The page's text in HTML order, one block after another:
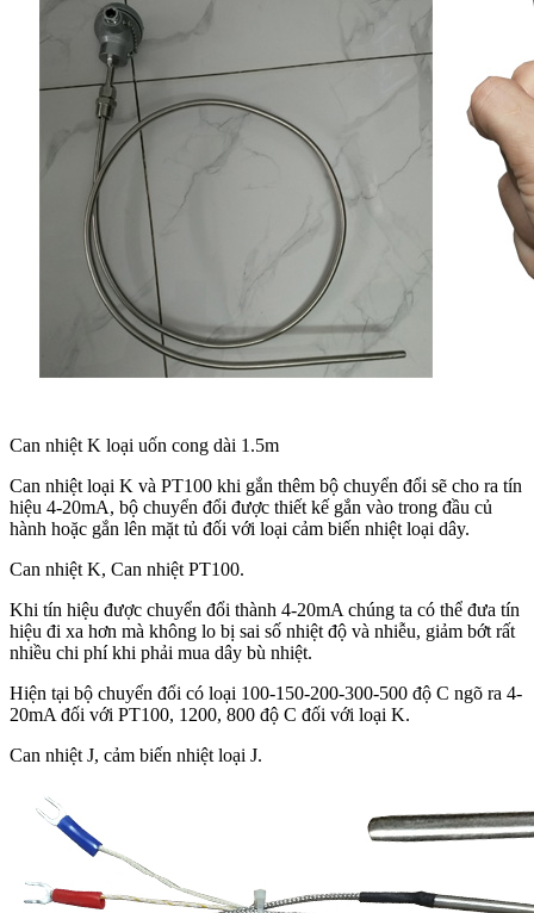
Can nhiệt K loại uốn cong dài 1.5m
Can nhiệt loại K và PT100 khi gắn thêm bộ chuyển đổi sẽ cho ra tín
hiệu 4-20mA, bộ chuyển đổi được thiết kế gắn vào trong đầu củ
hành hoặc gắn lên mặt tủ đối với loại cảm biến nhiệt loại dây.
Can nhiệt K, Can nhiệt PT100.
Khi tín hiệu được chuyển đổi thành 4-20mA chúng ta có thể đưa tín
hiệu đi xa hơn mà không lo bị sai số nhiệt độ và nhiễu, giảm bớt rất
nhiều chi phí khi phải mua dây bù nhiệt.
Hiện tại bộ chuyển đổi có loại 100-150-200-300-500 độ C ngõ ra 4-
20mA đối với PT100, 1200, 800 độ C đối với loại K.
Can nhiệt J, cảm biến nhiệt loại J.